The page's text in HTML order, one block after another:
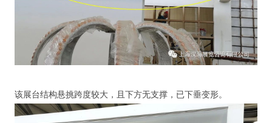
该展台结构悬挑跨度较大，且下方无支撑，已下垂变形。